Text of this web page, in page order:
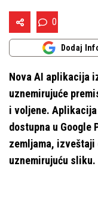
0
Dodaj
Nova AI aplikacija
uznemirujuće
i voljene.
dostupna u Google
zemljama,
uznemirujuću sliku.